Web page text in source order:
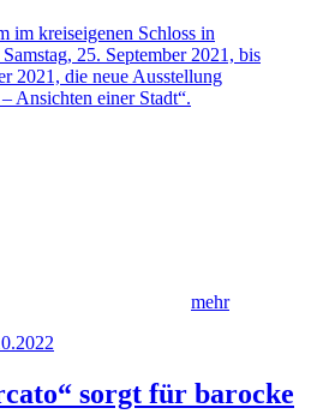
im kreiseigenen Schloss in
25. September 2021, bis
2021, die neue Ausstellung
Ansichten einer Stadt“.
mehr
sorgt für barocke